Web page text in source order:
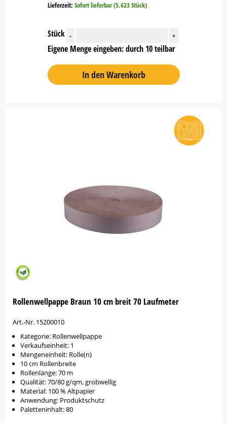
Lieferzeit: Sofort lieferbar (5.623 Stück)
Stück - +
Eigene Menge eingeben: durch 10 teilbar
In den Warenkorb
Rollenwellpappe Braun 10 cm breit 70 Laufmeter
Art.-Nr. 15200010
Kategorie: Rollenwellpappe
Verkaufseinheit: 1
Mengeneinheit: Rolle(n)
10 cm Rollenbreite
Rollenlänge: 70 m
Qualität: 70/80 g/qm, grobwellig
Material: 100 % Altpapier
Anwendung: Produktschutz
Paletteninhalt: 80